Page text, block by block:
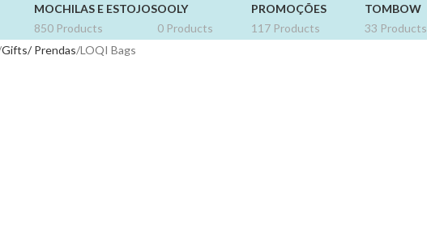
MOCHILAS E ESTOJOS
850 Products
OOLY
0 Products
PROMOÇÕES
117 Products
TOMBOW
33 Products
Gifts/ Prendas LOQI Bags